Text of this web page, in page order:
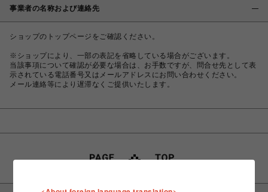
事業者の名称および連絡先
ショップのトップページをご確認ください。
※ショップにより、一部の表記を省略している場合がございます。
当該事項について確認が必要な場合は、お手数ですが、問合せ先として表
示されている電話番号又はメールアドレスにお問い合わせください。
メール連絡等により遅滞なくご提供いたします。